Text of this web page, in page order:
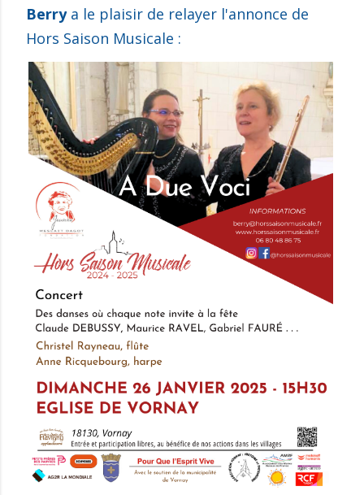
Berry a le plaisir de relayer l'annonce de
Hors Saison Musicale :